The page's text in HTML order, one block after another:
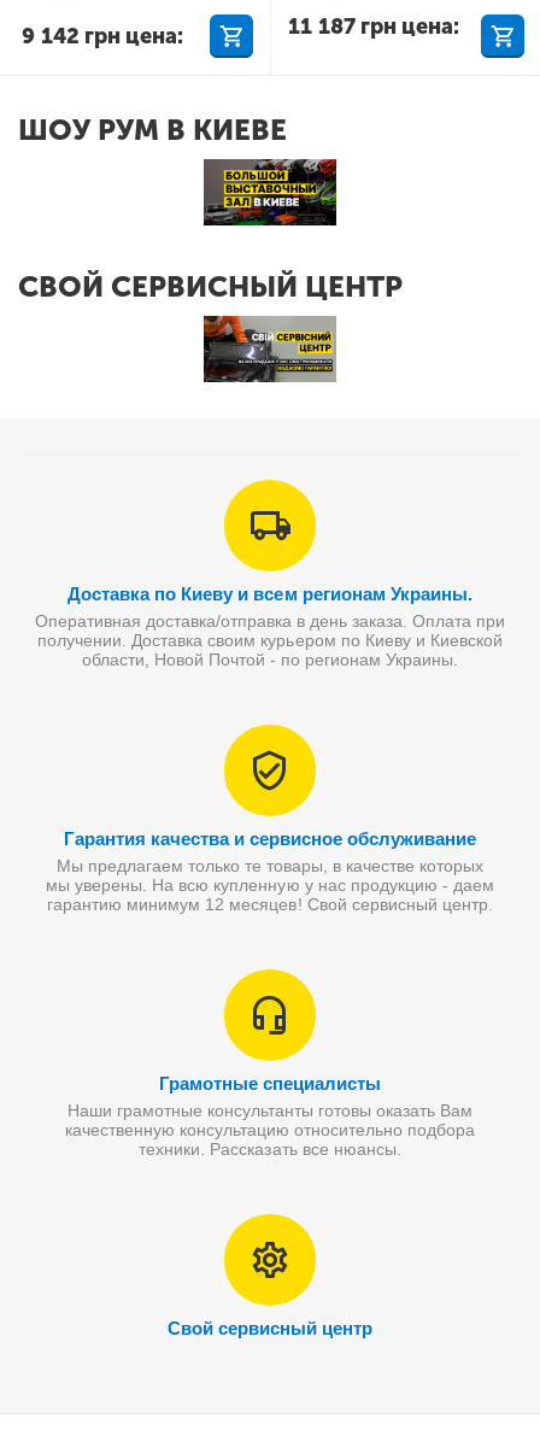
9 142 грн цена: 11 187 грн цена:
ШОУ РУМ В КИЕВЕ
СВОЙ СЕРВИСНЫЙ ЦЕНТР
Доставка по Киеву и всем регионам Украины.
Оперативная доставка/отправка в день заказа. Оплата при
получении. Доставка своим курьером по Киеву и Киевской
области, Новой Почтой - по регионам Украины.
Гарантия качества и сервисное обслуживание
Мы предлагаем только те товары, в качестве которых
мы уверены. На всю купленную у нас продукцию - даем
гарантию минимум 12 месяцев! Свой сервисный центр.
Грамотные специалисты
Наши грамотные консультанты готовы оказать Вам
качественную консультацию относительно подбора
техники. Рассказать все нюансы.
Свой сервисный центр